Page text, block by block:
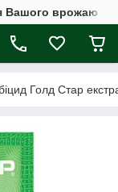
Вашого врожаю
Голд Стар